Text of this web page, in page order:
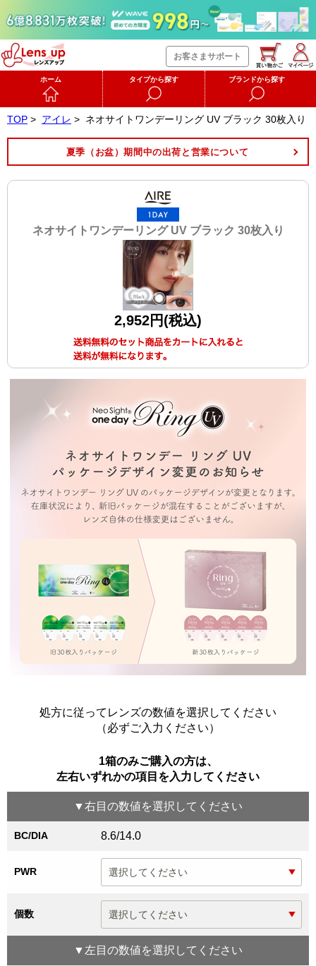
お客さまサポート
ホーム タイプから探す ブランドから探す
TOP > アイレ > ネオサイトワンデーリング UV ブラック 30枚入り
夏季（お盆）期間中の出荷と営業について
ネオサイトワンデーリング UV ブラック 30枚入り
2,952円(税込)
処方に従ってレンズの数値を選択してください
（必ずご入力ください）
1箱のみご購入の方は、
左右いずれかの項目を入力してください
▼右目 の数値を選択してください
BC/DIA 8.6/14.0
PWR
個数
▼ 左目 の数値を選択してください